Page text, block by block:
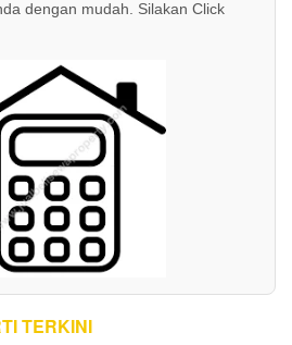
dengan mudah. Silakan Click
TERKINI